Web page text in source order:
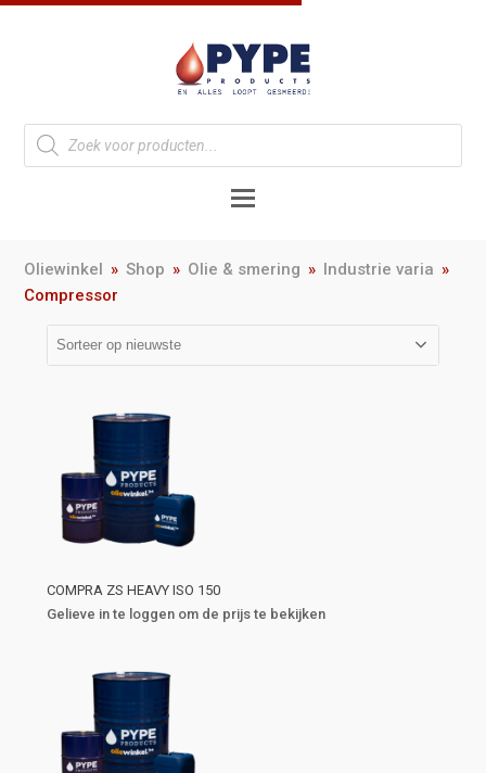
Oliewinkel » Shop » Olie & smering » Industrie varia »
Compressor
COMPRA ZS HEAVY ISO 150
Gelieve in te loggen om de prijs te bekijken